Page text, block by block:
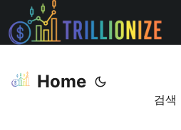
Home
검색